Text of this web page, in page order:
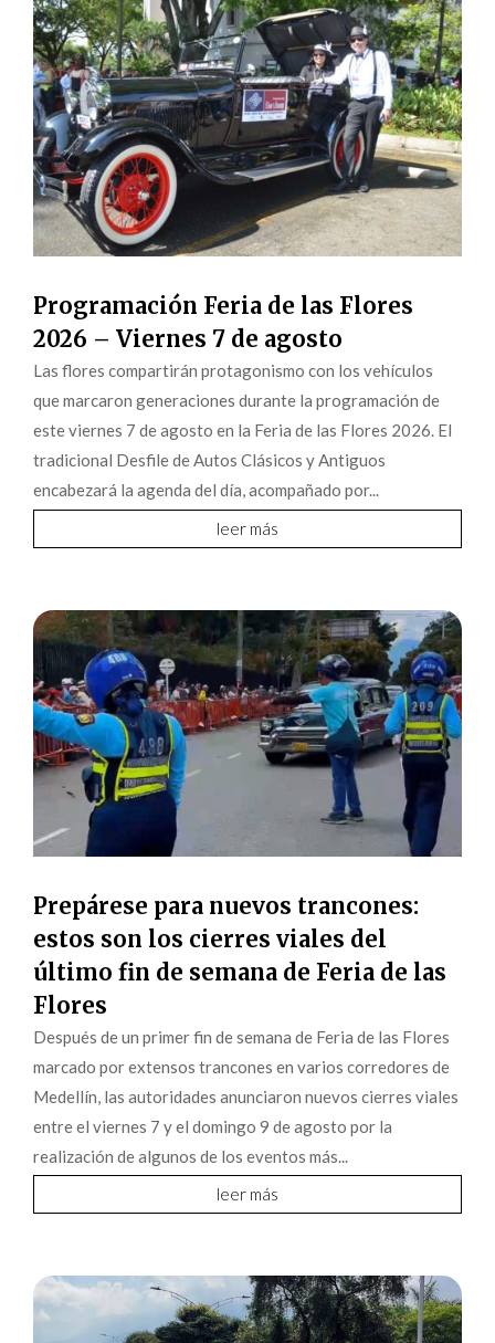
Programación Feria de las Flores
2026 – Viernes 7 de agosto
Las flores compartirán protagonismo con los vehículos
que marcaron generaciones durante la programación de
este viernes 7 de agosto en la Feria de las Flores 2026. El
tradicional Desfile de Autos Clásicos y Antiguos
encabezará la agenda del día, acompañado por...
leer más
Prepárese para nuevos trancones:
estos son los cierres viales del
último fin de semana de Feria de las
Flores
Después de un primer fin de semana de Feria de las Flores
marcado por extensos trancones en varios corredores de
Medellín, las autoridades anunciaron nuevos cierres viales
entre el viernes 7 y el domingo 9 de agosto por la
realización de algunos de los eventos más...
leer más